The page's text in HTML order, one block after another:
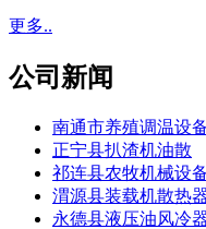
更多..
公司新闻
南通市养殖调温设
正宁县扒渣机油散
祁连县农牧机械设
渭源县装载机散热
永德县液压油风冷